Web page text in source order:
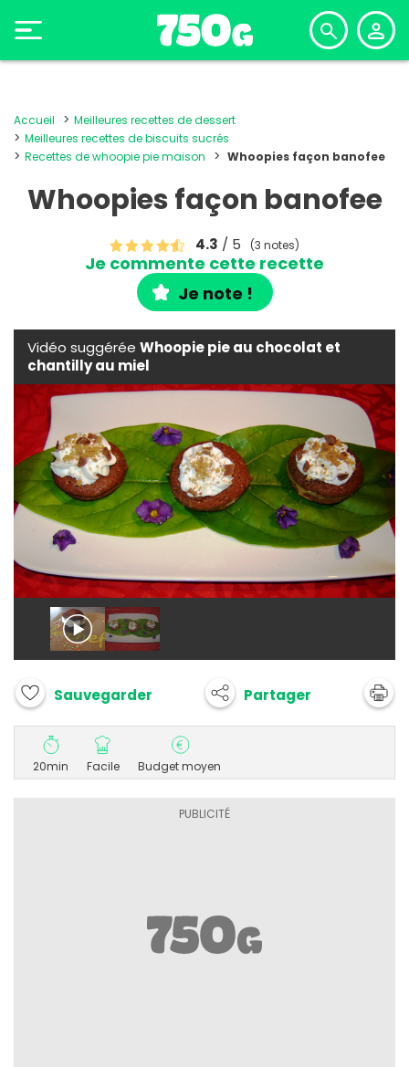
Accueil
Meilleures recettes de dessert
Meilleures recettes de biscuits sucrés
Recettes de whoopie pie maison
Whoopies façon banofee
Whoopies façon banofee
4.3 / 5 (3 notes)
Je commente cette recette
Je note !
Vidéo suggérée Whoopie pie au chocolat et
chantilly au miel
Sauvegarder Partager
20min Facile Budget moyen